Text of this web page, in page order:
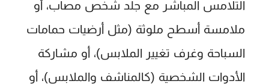
التلامس المباشر مع جلد شخص مصاب، أو
ملامسة أسطح ملوثة (مثل أرضيات حمامات
السباحة وغرف تغيير الملابس)، أو مشاركة
الأدوات الشخصية (كالمناشف والملابس)، أو